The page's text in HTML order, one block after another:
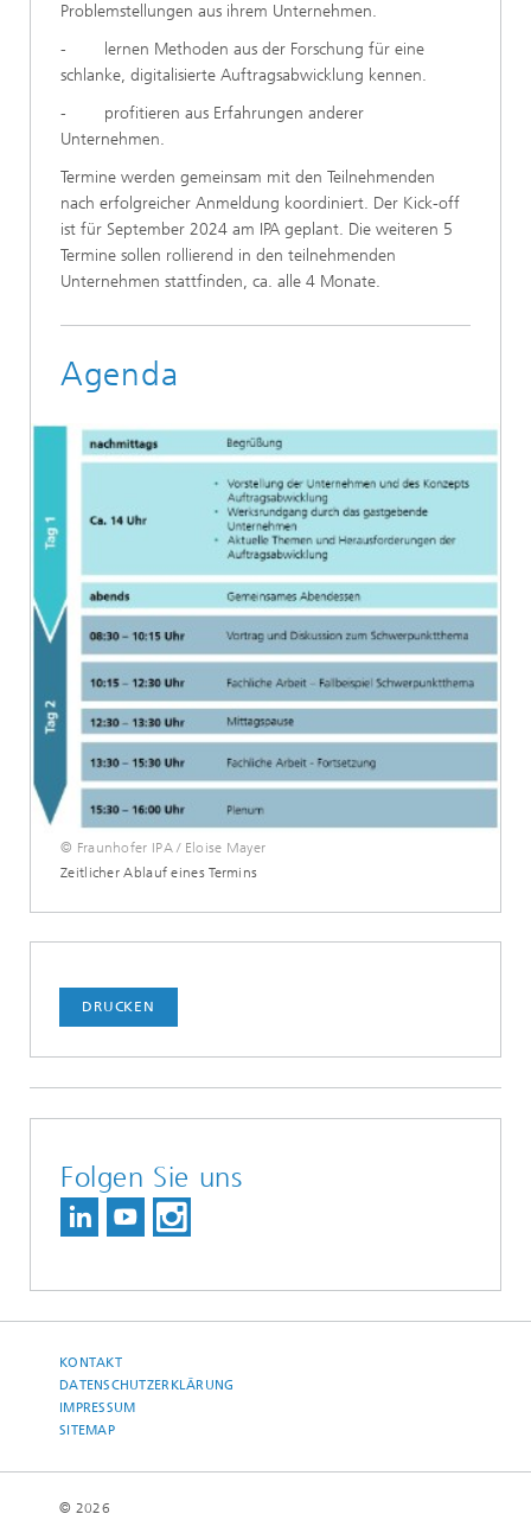
Problemstellungen aus ihrem Unternehmen.
- lernen Methoden aus der Forschung für eine
schlanke, digitalisierte Auftragsabwicklung kennen.
- profitieren aus Erfahrungen anderer
Unternehmen.
Termine werden gemeinsam mit den Teilnehmenden
nach erfolgreicher Anmeldung koordiniert. Der Kick-off
ist für September 2024 am IPA geplant. Die weiteren 5
Termine sollen rollierend in den teilnehmenden
Unternehmen stattfinden, ca. alle 4 Monate.
Agenda
© Fraunhofer IPA / Eloise Mayer
Zeitlicher Ablauf eines Termins
DRUCKEN
Folgen Sie uns
KONTAKT
DATENSCHUTZERKLÄRUNG
IMPRESSUM
SITEMAP
© 2026